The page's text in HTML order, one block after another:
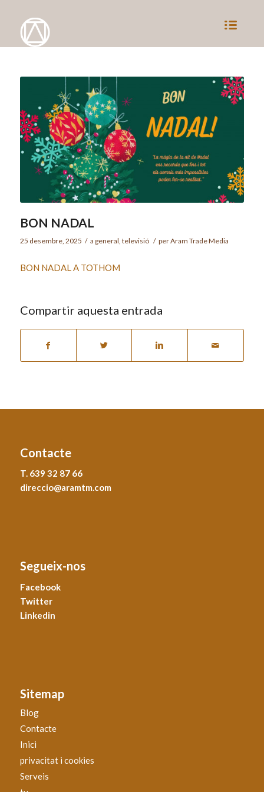
BON NADAL
25 desembre, 2025 / a general, televisió / perAram Trade Media
BON NADAL A TOTHOM
Compartir aquesta entrada
Contacte
T. 639 32 87 66
direccio@aramtm.com
Segueix-nos
Facebook
Twitter
Linkedin
Sitemap
Blog
Contacte
Inici
privacitat i cookies
Serveis